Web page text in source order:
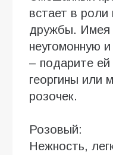
встает в роли
дружбы. Имея
неугомонную
– подарите
георгины или
розочек.
Розовый:
Нежность,